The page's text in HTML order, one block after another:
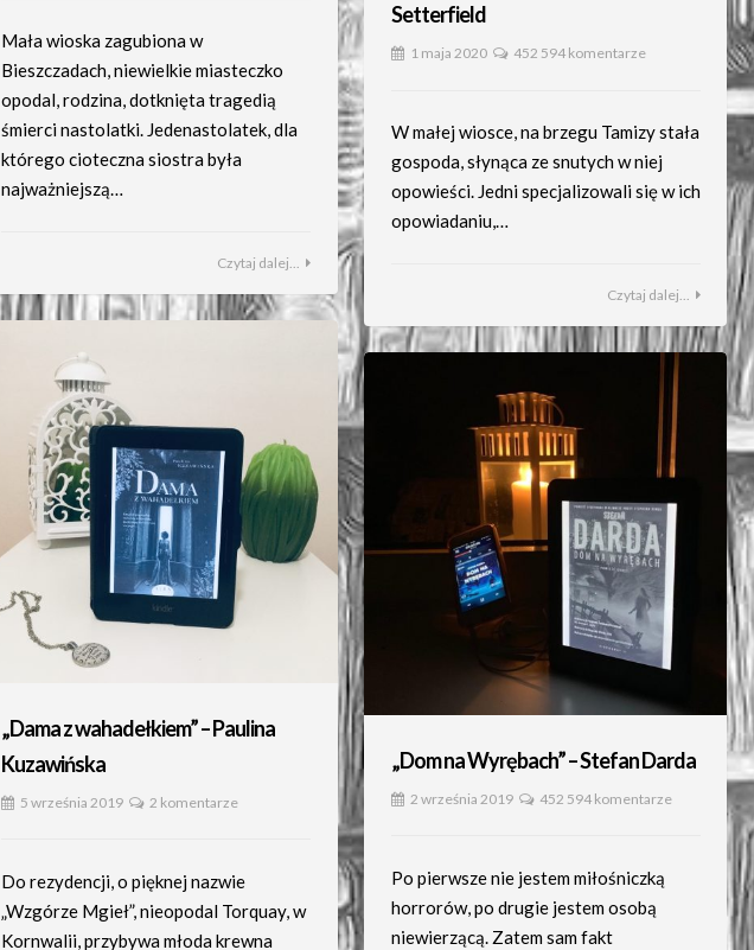
Mała wioska zagubiona w
Bieszczadach, niewielkie miasteczko
opodal, rodzina, dotknięta tragedią
śmierci nastolatki. Jedenastolatek, dla
którego cioteczna siostra była
najważniejszą…
Czytaj dalej...
Setterfield
1 maja 2020 452 594 komentarze
W małej wiosce, na brzegu Tamizy stała
gospoda, słynąca ze snutych w niej
opowieści. Jedni specjalizowali się w ich
opowiadaniu,…
Czytaj dalej...
„Dama z wahadełkiem” – Paulina
Kuzawińska
5 września 2019 2 komentarze
Do rezydencji, o pięknej nazwie
„Wzgórze Mgieł”, nieopodal Torquay, w
Kornwalii, przybywa młoda krewna
„Dom na Wyrębach” – Stefan Darda
2 września 2019 452 594 komentarze
Po pierwsze nie jestem miłośniczką
horrorów, po drugie jestem osobą
niewierzącą. Zatem sam fakt